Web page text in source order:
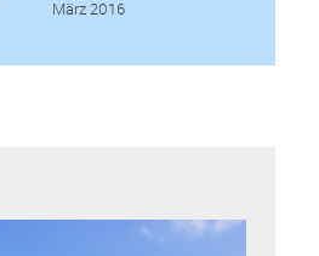
März 2016